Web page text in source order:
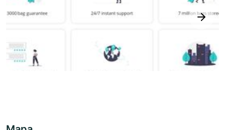
next